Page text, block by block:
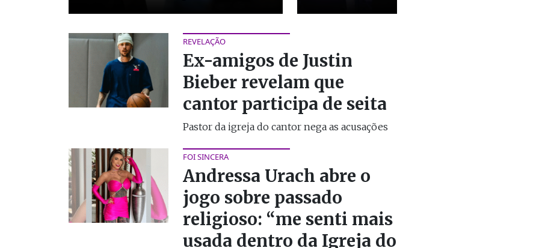
REVELAÇÃO
Ex-amigos de Justin
Bieber revelam que
cantor participa de seita
Pastor da igreja do cantor nega as acusações
FOI SINCERA
Andressa Urach abre o
jogo sobre passado
religioso: “me senti mais
usada dentro da Igreja do